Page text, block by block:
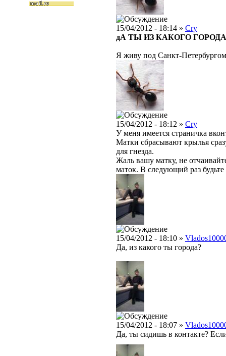
15/04/2012 - 18:14 » Cry
дА ТЫ ИЗ КАКОГО
Я живу под Санкт-
15/04/2012 - 18:12 » Cry
У меня имеется страничка
Матки сбрасывают крылья
для гнезда.
Жаль вашу матку, не
маток. В следующий раз
15/04/2012 - 18:10 »
Да, из какого ты города?
15/04/2012 - 18:07 »
Да, ты сидишь в контакте?